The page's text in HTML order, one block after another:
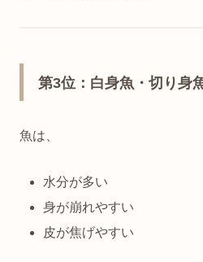
第3位：白身魚・切り身
魚は、
水分が多い
身が崩れやすい
皮が焦げやすい